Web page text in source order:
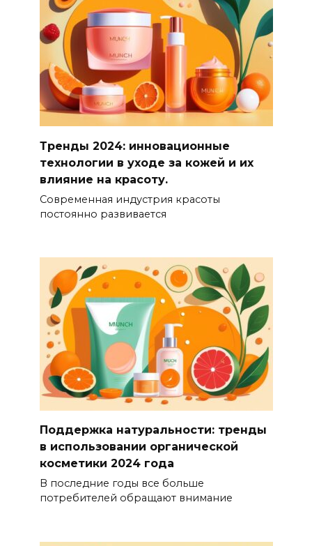
Тренды 2024: инновационные
технологии в уходе за кожей и их
влияние на красоту.
Современная индустрия красоты
постоянно развивается
Поддержка натуральности: тренды
в использовании органической
косметики 2024 года
В последние годы все больше
потребителей обращают внимание